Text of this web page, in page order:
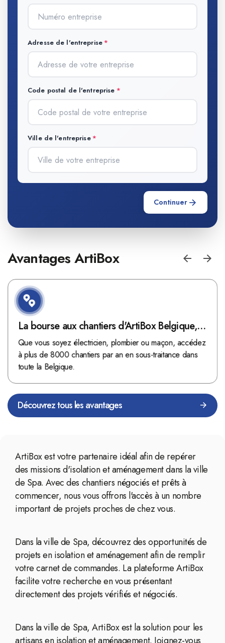
Adresse de l'entreprise
Code postal de l'entreprise
Ville de l'entreprise
Continuer
Avantages ArtiBox
La bourse aux chantiers d'ArtiBox Belgique,
véritable mine d'or !
Que vous soyez électricien, plombier ou maçon, accédez
à plus de 8000 chantiers par an en sous-traitance dans
toute la Belgique.
Découvrez tous les avantages
ArtiBox est votre partenaire idéal afin de repérer
des missions d'isolation et aménagement dans la ville
de Spa. Avec des chantiers négociés et prêts à
commencer, nous vous offrons l'accès à un nombre
important de projets proches de chez vous.
Dans la ville de Spa, découvrez des opportunités de
projets en isolation et aménagement afin de remplir
votre carnet de commandes. La plateforme ArtiBox
facilite votre recherche en vous présentant
directement des projets vérifiés et négociés.
Dans la ville de Spa, ArtiBox est la solution pour les